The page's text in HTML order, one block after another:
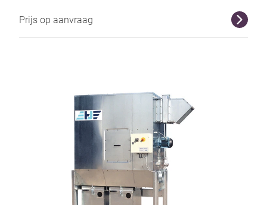
Prijs op aanvraag r